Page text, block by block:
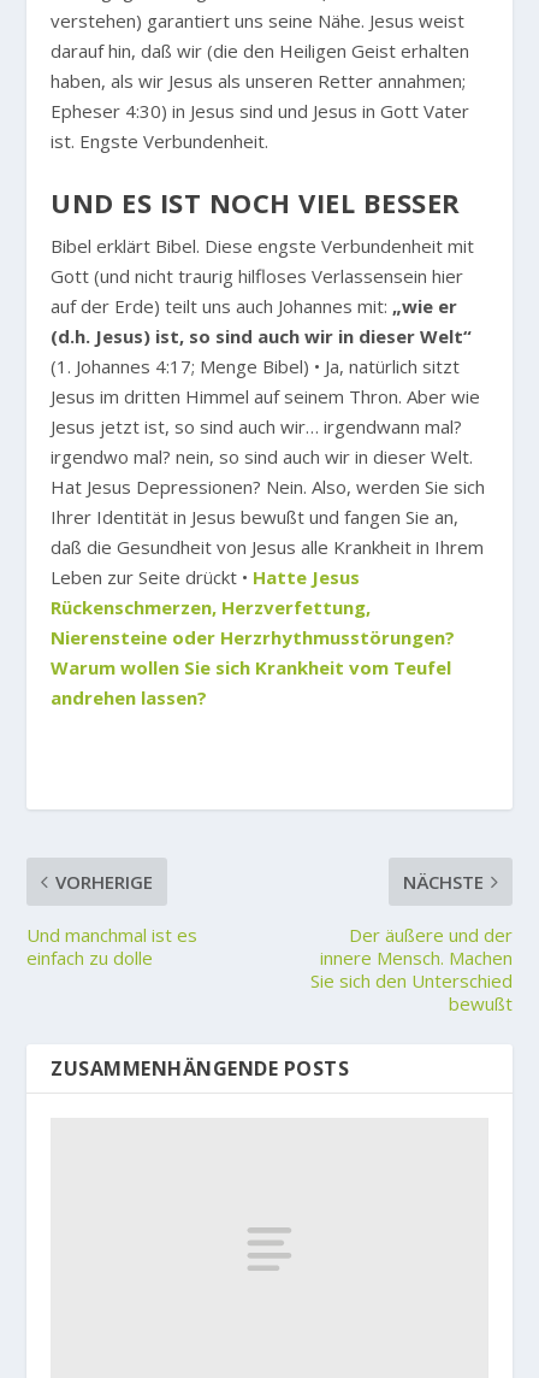
verstehen) garantiert uns seine Nähe. Jesus weist
darauf hin, daß wir (die den Heiligen Geist erhalten
haben, als wir Jesus als unseren Retter annahmen;
Epheser 4:30) in Jesus sind und Jesus in Gott Vater
ist. Engste Verbundenheit.
UND ES IST NOCH VIEL BESSER
Bibel erklärt Bibel. Diese engste Verbundenheit mit
Gott (und nicht traurig hilfloses Verlassensein hier
auf der Erde) teilt uns auch Johannes mit: „wie er
(d.h. Jesus) ist, so sind auch wir in dieser Welt“
(1. Johannes 4:17; Menge Bibel) • Ja, natürlich sitzt
Jesus im dritten Himmel auf seinem Thron. Aber wie
Jesus jetzt ist, so sind auch wir… irgendwann mal?
irgendwo mal? nein, so sind auch wir in dieser Welt.
Hat Jesus Depressionen? Nein. Also, werden Sie sich
Ihrer Identität in Jesus bewußt und fangen Sie an,
daß die Gesundheit von Jesus alle Krankheit in Ihrem
Leben zur Seite drückt • Hatte Jesus
Rückenschmerzen, Herzverfettung,
Nierensteine oder Herzrhythmusstörungen?
Warum wollen Sie sich Krankheit vom Teufel
andrehen lassen?
VORHERIGE
Und manchmal ist es
einfach zu dolle
NÄCHSTE
Der äußere und der
innere Mensch. Machen
Sie sich den Unterschied
bewußt
ZUSAMMENHÄNGENDE POSTS